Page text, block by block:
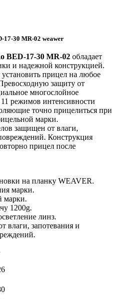
17-30 MR-02 weawer
BED-17-30 MR-02 обладает
и надежной конструкцией.
прицел на любое
защиту от
многослойное
режимов интенсивности
точно прицелиться при
марки.
защищен от влаги,
Конструкция
прицел после
на планку WEAVER.
марки.
марки.
1200g.
линз.
влаги, запотевания и